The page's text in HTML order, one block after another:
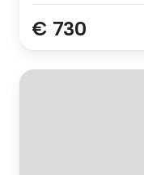
€ 730